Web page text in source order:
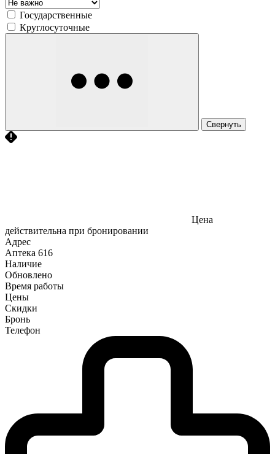
Государственные
Круглосуточные
Свернуть
Цена
действительна при бронировании
Адрес
Аптека 616
Наличие
Обновлено
Время работы
Цены
Скидки
Бронь
Телефон